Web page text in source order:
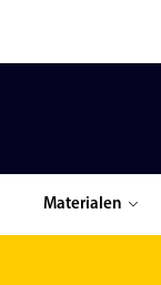
Materialen